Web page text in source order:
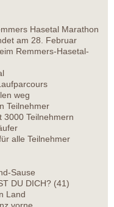
Hasetal Marathon
am 28. Februar
Remmers-Hasetal-
weg
Teilnehmer
3000 Teilnehmern
alle Teilnehmer
Sause
DU DICH? (41)
Land